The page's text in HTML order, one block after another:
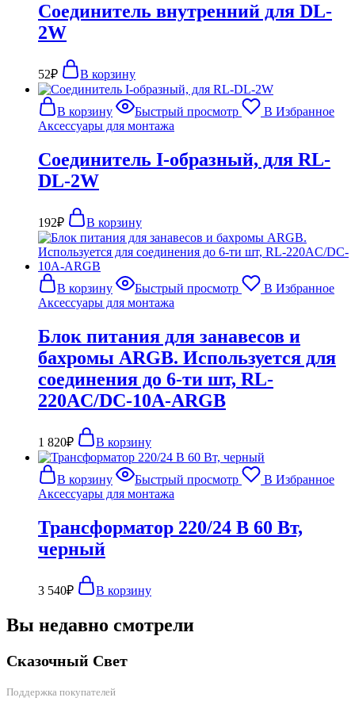
Соединитель внутренний для DL-
2W
52₽ В корзину
В корзину Быстрый просмотр
В Избранное
Аксессуары для монтажа
Соединитель I-образный, для RL-
DL-2W
192₽ В корзину
В корзину Быстрый просмотр
В Избранное
Аксессуары для монтажа
Блок питания для занавесов и
бахромы ARGB. Используется для
соединения до 6-ти шт, RL-
220AC/DC-10A-ARGB
1 820₽ В корзину
В корзину Быстрый просмотр
В Избранное
Аксессуары для монтажа
Трансформатор 220/24 В 60 Вт,
черный
3 540₽ В корзину
Вы недавно смотрели
Сказочный Свет
Поддержка покупателей